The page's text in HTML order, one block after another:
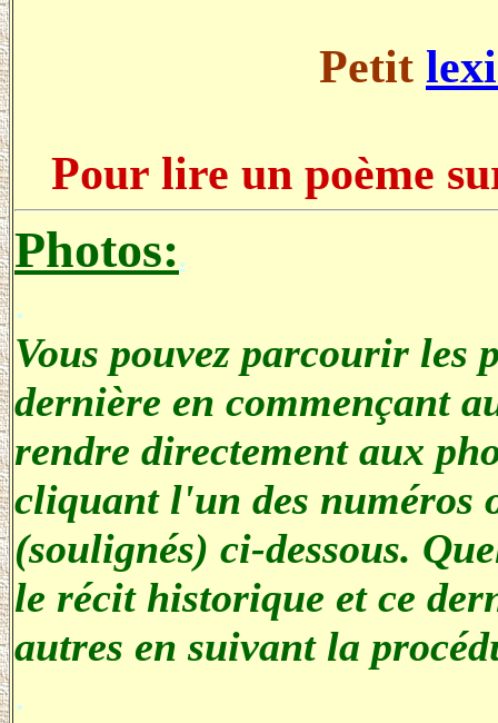
Petit
Pour lire un poème
Photos:.
.
Vous pouvez parcourir les
dernière en commençant
rendre directement aux
cliquant l'un des numéros
(soulignés) ci-dessous.
le récit historique et ce
autres en suivant la
.